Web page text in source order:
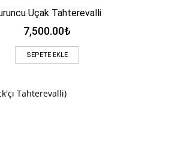
Uçak Tahterevalli
7,500.00₺
SEPETE EKLE